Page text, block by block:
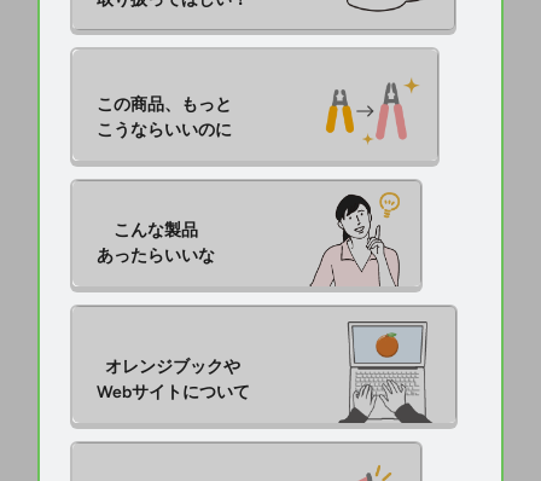
この商品、もっと
こうならいいのに
こんな製品
あったらいいな
オレンジブックや
Webサイトについて